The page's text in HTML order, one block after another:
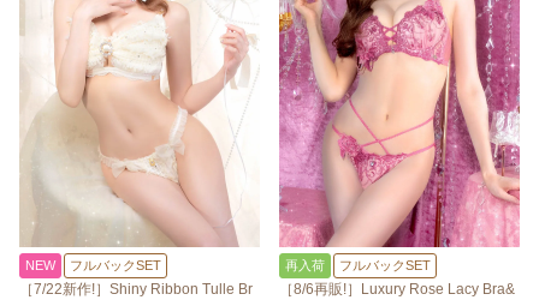
NEW フルバックSET
［7/22新作!］Shiny Ribbon Tulle Br
再入荷 フルバックSET
［8/6再販!］Luxury Rose Lacy Bra&